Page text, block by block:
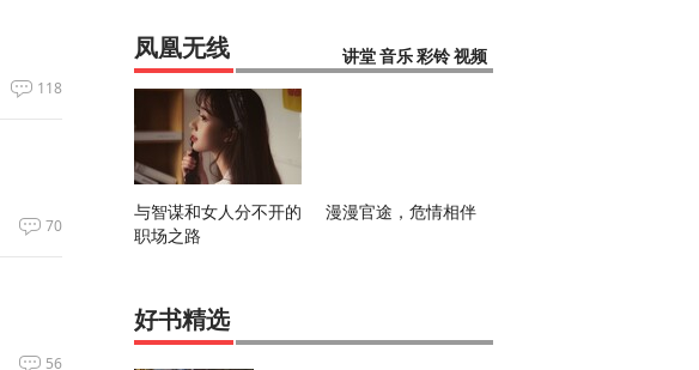
118
70
56
讲堂 音乐 彩铃 视频
凤凰无线
与智谋和女人分不开的
职场之路
漫漫官途，危情相伴
好书精选